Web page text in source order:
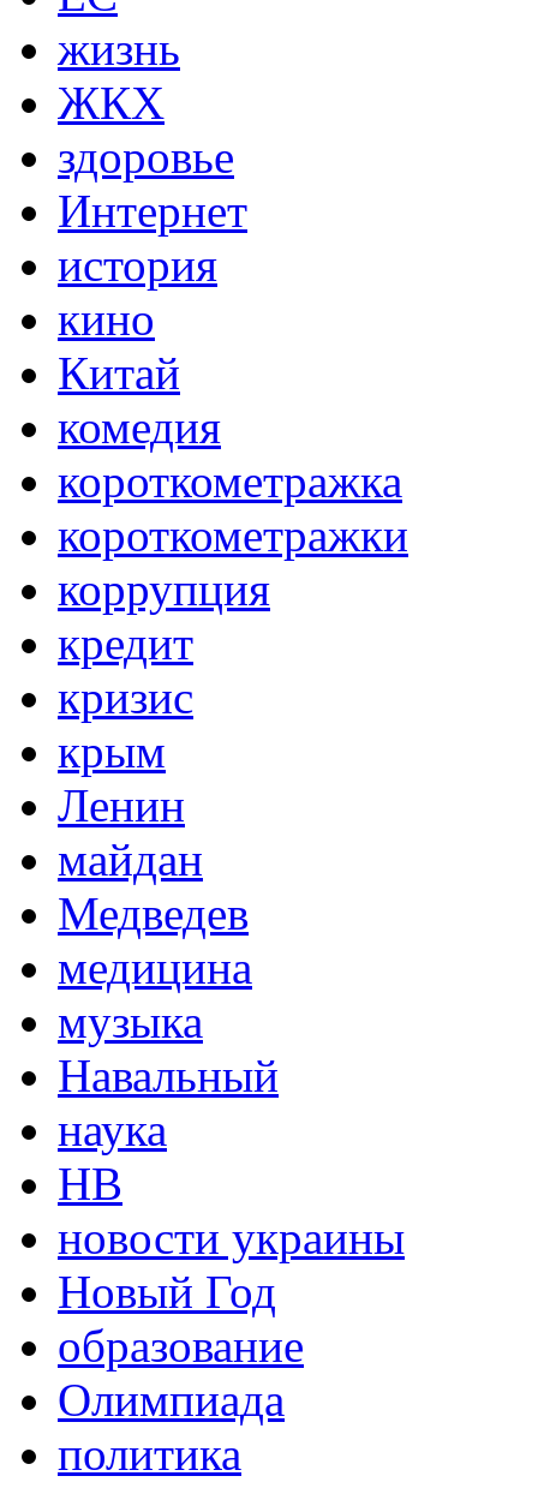
жизнь
ЖКХ
здоровье
Интернет
история
кино
Китай
комедия
короткометражка
короткометражки
коррупция
кредит
кризис
крым
Ленин
майдан
Медведев
медицина
музыка
Навальный
наука
НВ
новости украины
Новый Год
образование
Олимпиада
политика